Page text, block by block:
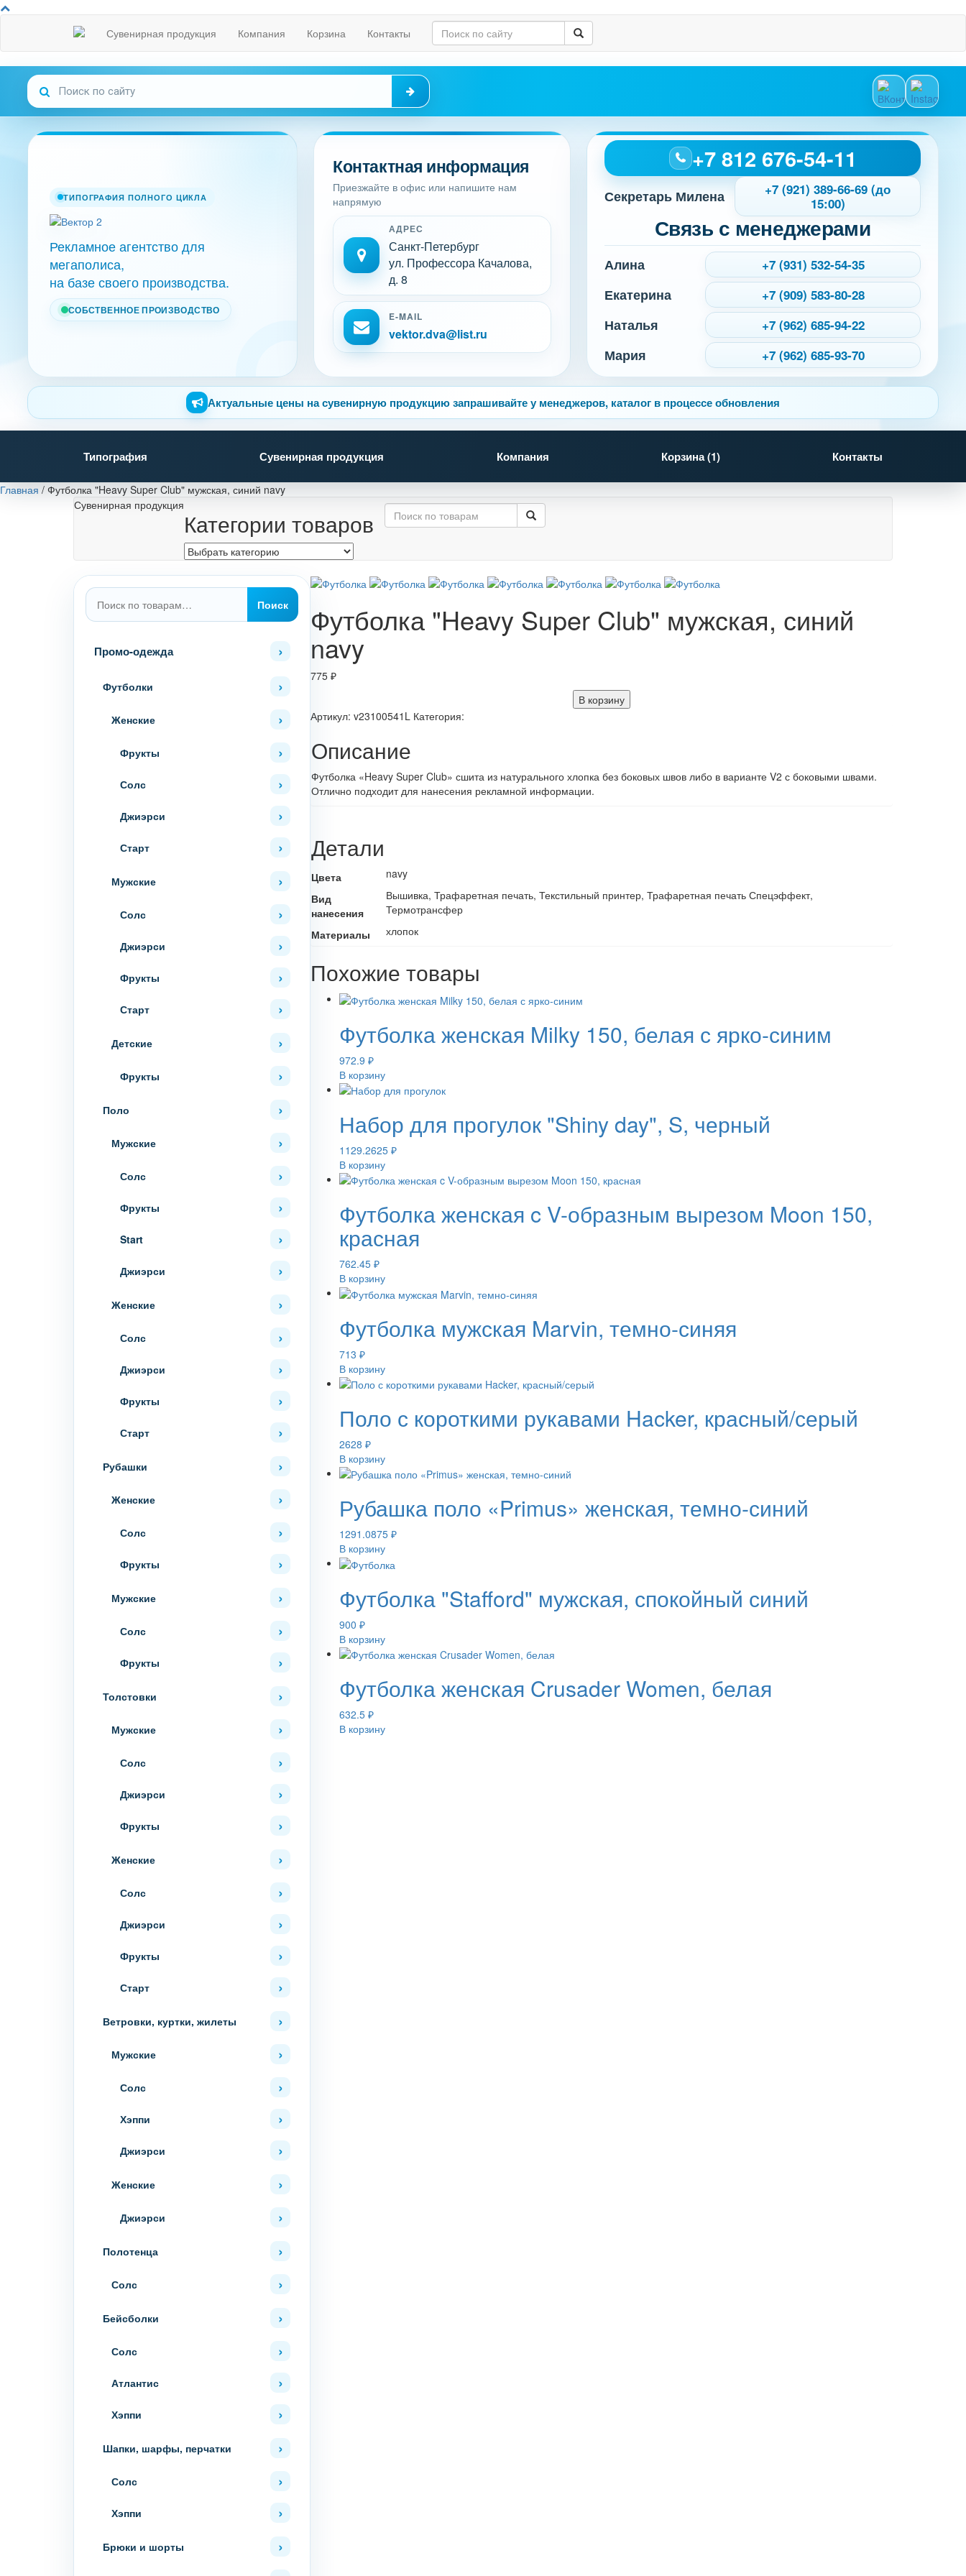
Сувенирная продукция Компания Корзина Контакты
ТИПОГРАФИЯ ПОЛНОГО ЦИКЛА
Рекламное агентство для
мегаполиса,
на базе своего производства.
СОБСТВЕННОЕ ПРОИЗВОДСТВО
Контактная информация
Приезжайте в офис или напишите нам
напрямую
АДРЕС
Санкт-Петербург
ул. Профессора Качалова,
д. 8
E-MAIL
vektor.dva@list.ru
+7 812 676-54-11
Секретарь Милена
+7 (921) 389-66-69 (до
15:00)
Связь с менеджерами
Алина +7 (931) 532-54-35
Екатерина +7 (909) 583-80-28
Наталья +7 (962) 685-94-22
Мария +7 (962) 685-93-70
Актуальные цены на сувенирную продукцию запрашивайте у менеджеров, каталог в процессе обновления
Типография Сувенирная продукция Компания Корзина (1) Контакты
Главная / Футболка "Heavy Super Club" мужская, синий navy
Сувенирная продукция
Категории товаров
Искать:
Поиск
Промо-одежда
Футболки
Женские
Фрукты
Солс
Джиэрси
Старт
Мужские
Солс
Джиэрси
Фрукты
Старт
Детские
Фрукты
Поло
Мужские
Солс
Фрукты
Start
Джиэрси
Женские
Солс
Джиэрси
Фрукты
Старт
Рубашки
Женские
Солс
Фрукты
Мужские
Солс
Фрукты
Толстовки
Мужские
Солс
Джиэрси
Фрукты
Женские
Солс
Джиэрси
Фрукты
Старт
Ветровки, куртки, жилеты
Мужские
Солс
Хэппи
Джиэрси
Женские
Джиэрси
Полотенца
Солс
Бейсболки
Солс
Атлантис
Хэппи
Шапки, шарфы, перчатки
Солс
Хэппи
Брюки и шорты
Футболка "Heavy Super Club" мужская, синий
navy
775 ₽
В корзину
Артикул: v23100541L Категория:
Описание
Футболка «Heavy Super Club» сшита из натурального хлопка без боковых швов либо в варианте V2 с боковыми швами.
Отлично подходит для нанесения рекламной информации.
Детали
Цвета
navy
Вид
нанесения
Вышивка, Трафаретная печать, Текстильный принтер, Трафаретная печать Спецэффект,
Термотрансфер
Материалы
хлопок
Похожие товары
Футболка женская Milky 150, белая с ярко-синим
972.9 ₽
В корзину
Набор для прогулок "Shiny day", S, черный
1129.2625 ₽
В корзину
Футболка женская c V-образным вырезом Moon 150,
красная
762.45 ₽
В корзину
Футболка мужская Marvin, темно-синяя
713 ₽
В корзину
Поло с короткими рукавами Hacker, красный/серый
2628 ₽
В корзину
Рубашка поло «Primus» женская, темно-синий
1291.0875 ₽
В корзину
Футболка "Stafford" мужская, спокойный синий
900 ₽
В корзину
Футболка женская Crusader Women, белая
632.5 ₽
В корзину